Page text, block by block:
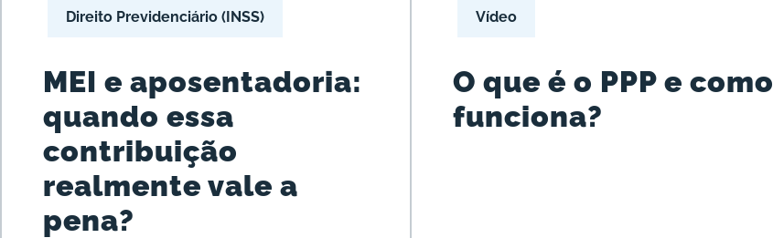
Direito Previdenciário (INSS)
MEI e aposentadoria:
quando essa
contribuição
realmente vale a
pena?
Vídeo
O que é o PPP e como
funciona?